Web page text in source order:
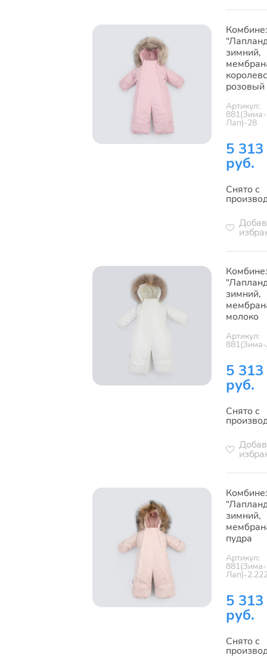
зимний,
розовый
Артикул:
881(Зима-
Лап)-28
5 313
руб.
Снято с
зимний,
молоко
Артикул:
5 313
руб.
Снято с
зимний,
пудра
Артикул:
881(Зима-
Лап)-
5 313
руб.
Снято с